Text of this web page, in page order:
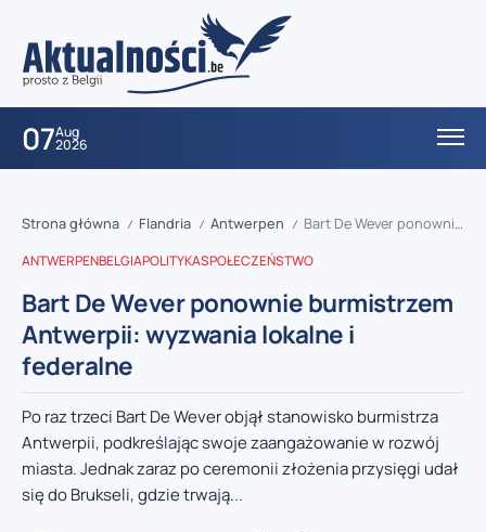
07Aug
2026
Strona główna / Flandria / Antwerpen / Bart De Wever ponownie burmistrzem Antwerpii: wyzwania lokalne i federalne
ANTWERPENBELGIAPOLITYKASPOŁECZEŃSTWO
Bart De Wever ponownie burmistrzem
Antwerpii: wyzwania lokalne i
federalne
Po raz trzeci Bart De Wever objął stanowisko burmistrza
Antwerpii, podkreślając swoje zaangażowanie w rozwój
miasta. Jednak zaraz po ceremonii złożenia przysięgi udał
się do Brukseli, gdzie trwają...